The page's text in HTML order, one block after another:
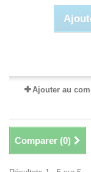
Ajouter au
Comparer (0)